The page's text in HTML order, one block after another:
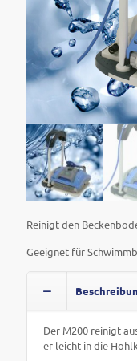
Reinigt den
Geeignet für
Der M200 reinigt
er leicht in die